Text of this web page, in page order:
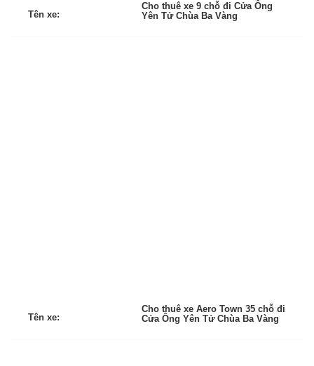
Tên xe:
Cho thuê xe 9 chỗ đi Cửa Ông
Yên Tử Chùa Ba Vàng
Tên xe:
Cho thuê xe Aero Town 35 chỗ đi
Cửa Ông Yên Tử Chùa Ba Vàng